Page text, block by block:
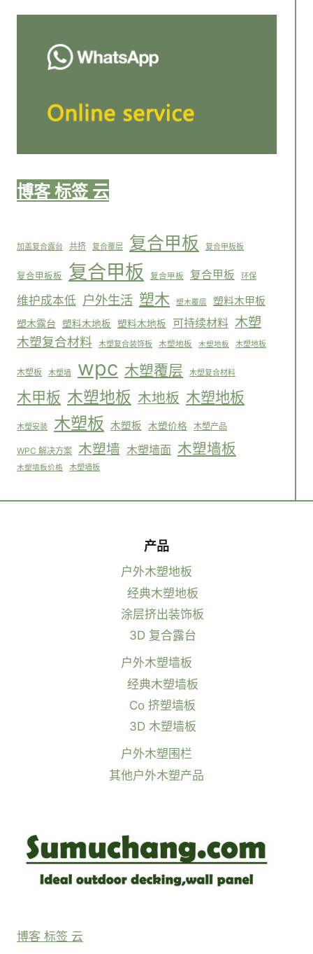
博客 标签 云
加盖复合露台 共挤 复合覆层 复合甲板 复合甲板板
复合甲板板 复合甲板 复合甲板 复合甲板 环保
维护成本低 户外生活 塑木 塑木覆层 塑料木甲板
塑木露台 塑料木地板 塑料木地板 可持续材料 木塑
木塑复合材料 木塑复合装饰板 木塑地板 木塑地板 木塑地板
木塑板 木塑墙 wpc 木塑覆层 木塑复合材料
木甲板 木塑地板 木地板 木塑地板
木塑安装 木塑板 木塑板 木塑价格 木塑产品
WPC 解决方案 木塑墙 木塑墙面 木塑墙板
木塑墙板价格 木塑墙板
产品
户外木塑地板
经典木塑地板
涂层挤出装饰板
3D 复合露台
户外木塑墙板
经典木塑墙板
Co 挤塑墙板
3D 木塑墙板
户外木塑围栏
其他户外木塑产品
博客 标签 云